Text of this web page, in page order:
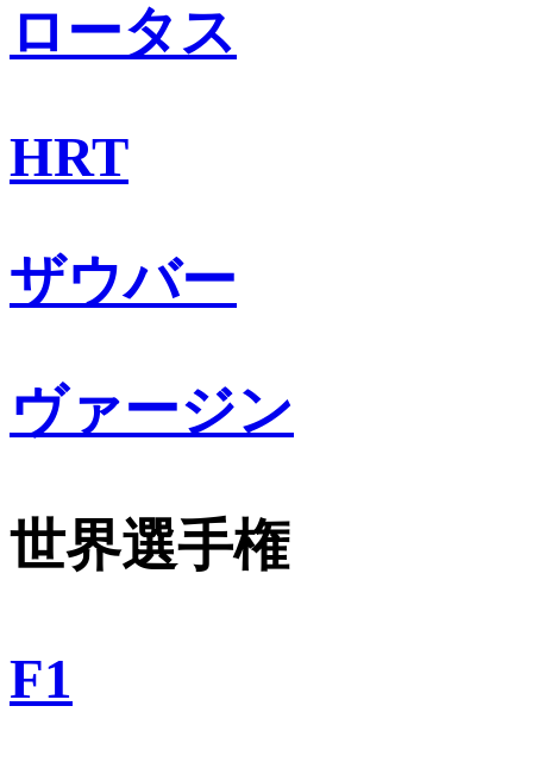
ロータス
HRT
ザウバー
ヴァージン
世界選手権
F1